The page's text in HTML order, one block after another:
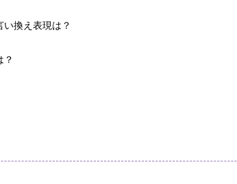
い換え表現は？
？